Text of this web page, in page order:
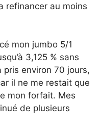
refinancer au moins
mon jumbo 5/1
3,125 % sans
environ 70 jours,
il ne me restait que
mon forfait. Mes
de plusieurs